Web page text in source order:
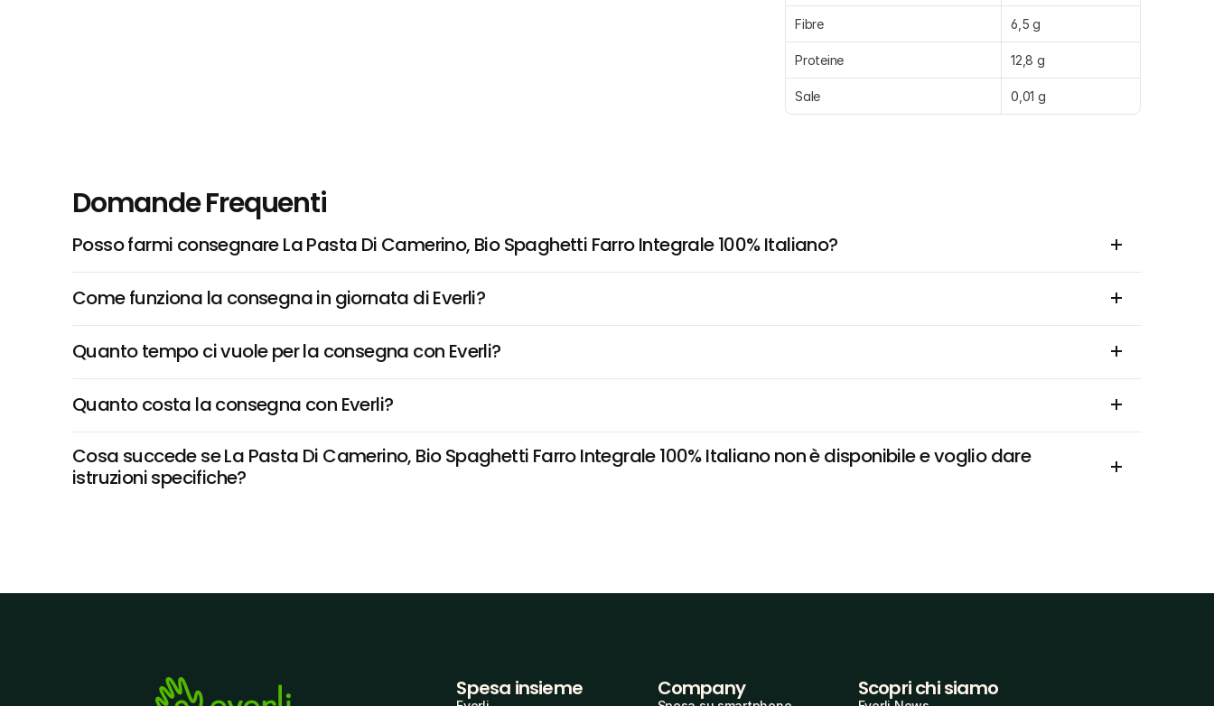
Fibre 6,5 g
Proteine 12,8 g
Sale 0,01 g
Domande Frequenti
Posso farmi consegnare La Pasta Di Camerino, Bio Spaghetti Farro Integrale 100% Italiano?
Come funziona la consegna in giornata di Everli?
Quanto tempo ci vuole per la consegna con Everli?
Quanto costa la consegna con Everli?
Cosa succede se La Pasta Di Camerino, Bio Spaghetti Farro Integrale 100% Italiano non è disponibile e voglio dare
istruzioni specifiche?
Spesa insieme Company Scopri chi siamo